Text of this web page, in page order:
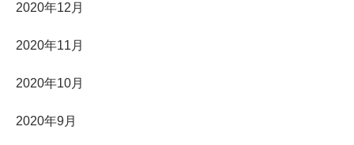
2020年12月
2020年11月
2020年10月
2020年9月